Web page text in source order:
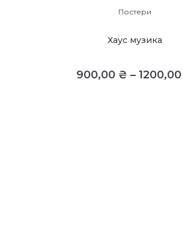
Постери
Хаус музика
900,00 ₴ – 1200,00